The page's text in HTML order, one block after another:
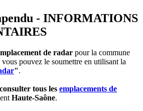
- INFORMATIONS
de radar pour la commune
vous pouvez le soumettre en utilisant la
".
consulter tous les emplacements de
Haute-Saône.